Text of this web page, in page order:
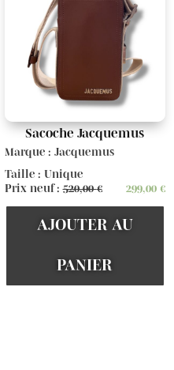
Sacoche Jacquemus
Marque : Jacquemus
Taille : Unique
Prix neuf :520,00€ 299,00 €
AJOUTER AU
PANIER